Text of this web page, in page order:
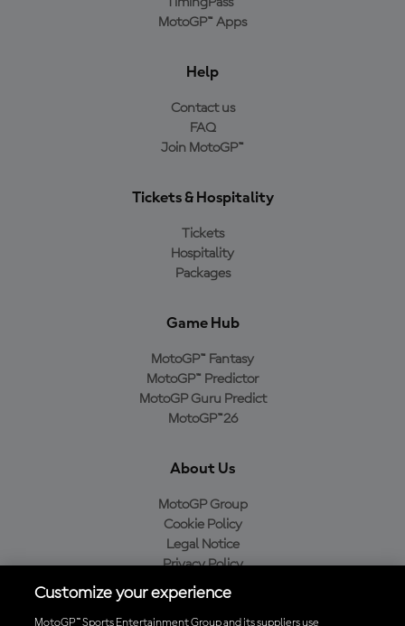
MotoGP™ Apps
Help
Contact us
FAQ
Join MotoGP™
Tickets & Hospitality
Tickets
Hospitality
Packages
Game Hub
MotoGP™ Fantasy
MotoGP™ Predictor
MotoGP Guru Predict
MotoGP™26
About Us
MotoGP Group
Cookie Policy
Legal Notice
Privacy Policy
Purchase Policy
Customize your experience
MotoGP™ Sports Entertainment Group and its suppliers use